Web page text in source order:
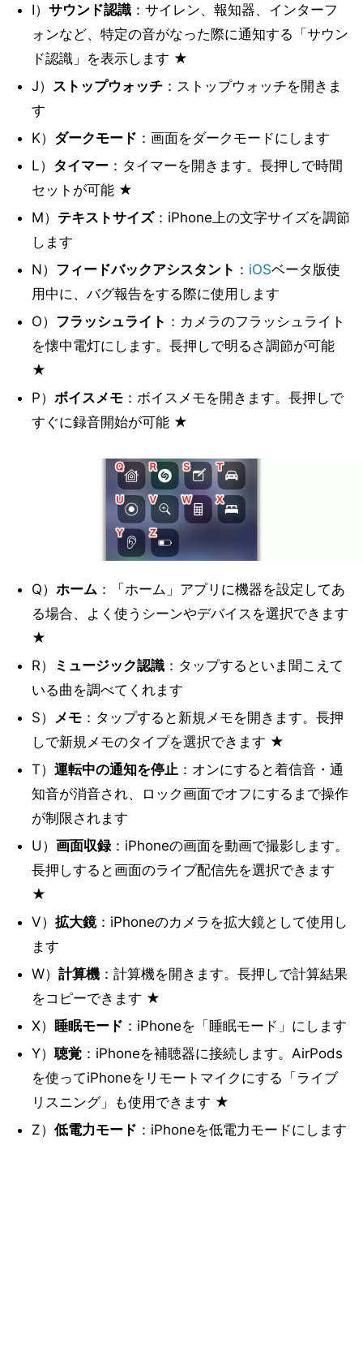
I） サウンド認識：サイレン、報知器、インターフ
ォンなど、特定の音がなった際に通知する「サウン
ド認識」を表示します ★
J） ストップウォッチ：ストップウォッチを開きま
す
K） ダークモード ：画面をダークモードにします
L） タイマー：タイマーを開きます。長押しで時間
セットが可能 ★
M） テキストサイズ：iPhone上の文字サイズを調節
します
N） フィードバックアシスタント ： iOSベータ版使
用中に、バグ報告をする際に使用します
O） フラッシュライト ：カメラのフラッシュライト
を懐中電灯にします。長押しで明るさ調節が可能
★
P） ボイスメモ：ボイスメモを開きます。長押しで
すぐに録音開始が可能 ★
Q） ホーム ：「ホーム」アプリに機器を設定してあ
る場合、よく使うシーンやデバイスを選択できます
★
R）
ミュージック認識：タップするといま聞こえて
いる曲を調べてくれます
S）
メモ：タップすると新規メモを開きます。長押
しで新規メモのタイプを選択できます ★
T） 運転中の通知を停止 ：オンにすると着信音・通
知音が消音され、ロック画面でオフにするまで操作
が制限されます
U） 画面収録：iPhoneの画面を動画で撮影します。
長押しすると画面のライブ配信先を選択できます
★
V） 拡大鏡：iPhoneのカメラを拡大鏡として使用し
ます
W） 計算機：計算機を開きます。長押しで計算結果
をコピーできます ★
X） 睡眠モード ：iPhoneを「睡眠モード」にします
Y） 聴覚：iPhoneを補聴器に接続します。AirPods
を使ってiPhoneをリモートマイクにする「ライブ
リスニング」も使用できます ★
Z） 低電力モード ：iPhoneを低電力モードにします